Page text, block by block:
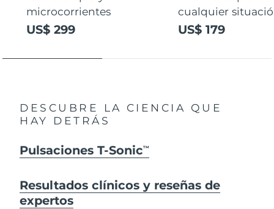
microcorrientes
US$ 299
cualquier
US$ 179
DESCUBRE LA CIENCIA QUE
HAY DETRÁS
Pulsaciones T-SonicTM
Resultados clínicos y reseñas de
expertos